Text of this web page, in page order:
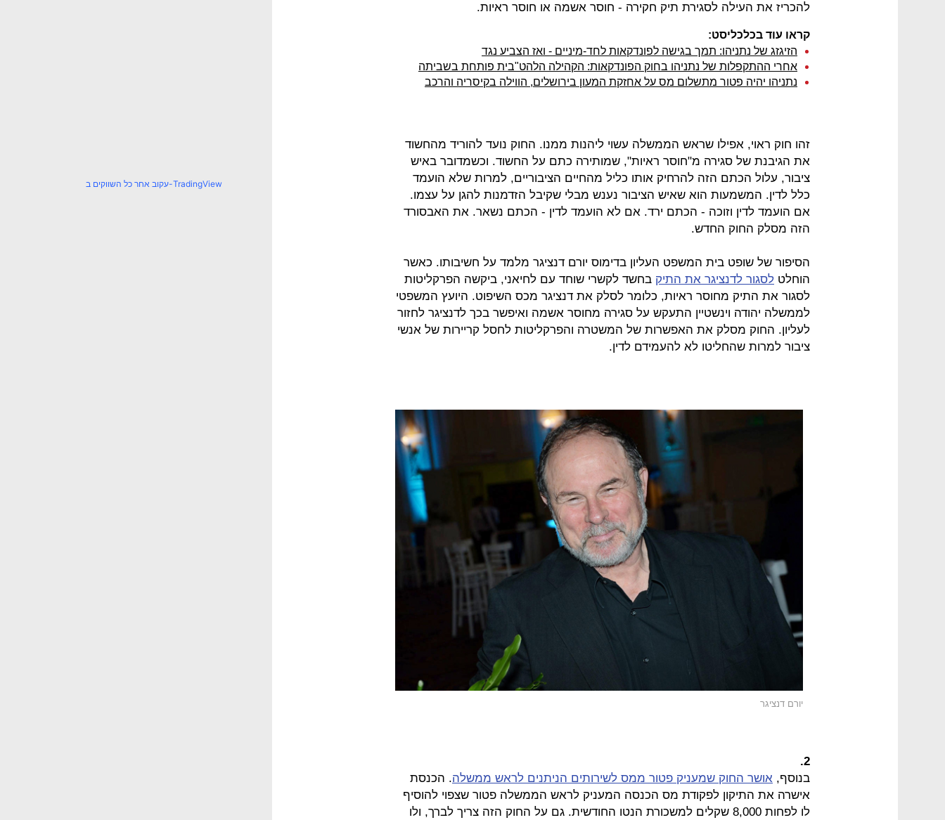
להכריז את העילה לסגירת תיק חקירה - חוסר אשמה או חוסר ראיות.
קראו עוד בכלכליסט:
הזיגזג של נתניהו: תמך בגישה לפונדקאות לחד-מיניים - ואז הצביע נגד
אחרי ההתקפלות של נתניהו בחוק הפונדקאות: הקהילה הלהט"בית פותחת בשביתה
נתניהו יהיה פטור מתשלום מס על אחזקת המעון בירושלים, הווילה בקיסריה והרכב
זהו חוק ראוי, אפילו שראש הממשלה עשוי ליהנות ממנו. החוק נועד להוריד מהחשוד
את הגיבנת של סגירה מ"חוסר ראיות", שמותירה כתם על החשוד. וכשמדובר באיש
ציבור, עלול הכתם הזה להרחיק אותו כליל מהחיים הציבוריים, למרות שלא הועמד
כלל לדין. המשמעות הוא שאיש הציבור נענש מבלי שקיבל הזדמנות להגן על עצמו.
אם הועמד לדין וזוכה - הכתם ירד. אם לא הועמד לדין - הכתם נשאר. את האבסורד
הזה מסלק החוק החדש.
הסיפור של שופט בית המשפט העליון בדימוס יורם דנציגר מלמד על חשיבותו. כאשר
הוחלט לסגור לדנציגר את התיק בחשד לקשרי שוחד עם לחיאני, ביקשה הפרקליטות
לסגור את התיק מחוסר ראיות, כלומר לסלק את דנציגר מכס השיפוט. היועץ המשפטי
לממשלה יהודה וינשטיין התעקש על סגירה מחוסר אשמה ואיפשר בכך לדנציגר לחזור
לעליון. החוק מסלק את האפשרות של המשטרה והפרקליטות לחסל קריירות של אנשי
ציבור למרות שהחליטו לא להעמידם לדין.
יורם דנציגר
2.
בנוסף, אושר החוק שמעניק פטור ממס לשירותים הניתנים לראש ממשלה. הכנסת
אישרה את התיקון לפקודת מס הכנסה המעניק לראש הממשלה פטור שצפוי להוסיף
לו לפחות 8,000 שקלים למשכורת הנטו החודשית. גם על החוק הזה צריך לברך, ולו
עקוב אחר כל השווקים ב-TradingView